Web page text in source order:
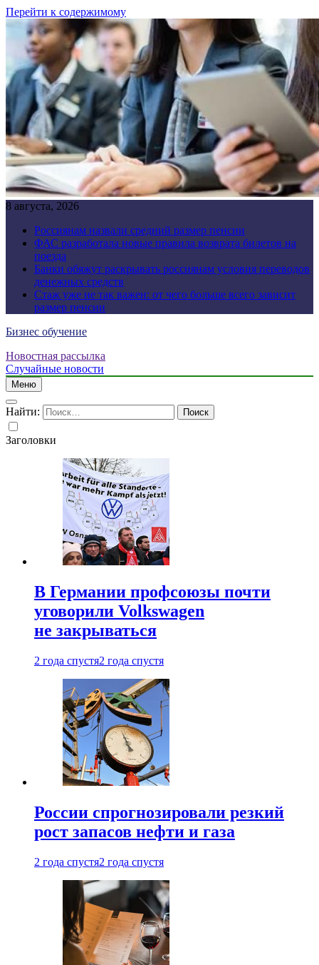
Перейти к содержимому
8 августа, 2026
Россиянам назвали средний размер пенсии
ФАС разработала новые правила возврата билетов на
поезда
Банки обяжут раскрывать россиянам условия переводов
денежных средств
Стаж уже не так важен: от чего больше всего зависит
размер пенсии
Бизнес обучение
Новостная рассылка
Случайные новости
Меню
Найти:
Заголовки
В Германии профсоюзы почти
уговорили Volkswagen
не закрываться
2 года спустя2 года спустя
России спрогнозировали резкий
рост запасов нефти и газа
2 года спустя2 года спустя